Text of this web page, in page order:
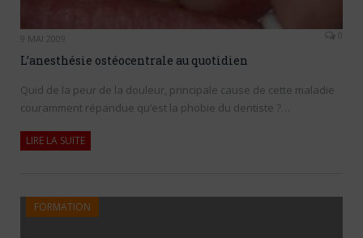
9 MAI 2009 0
L’anesthésie ostéocentrale au quotidien
Quid de la peur de la douleur, principale cause de cette maladie
couramment répandue qu’est la phobie du dentiste ?…
LIRE LA SUITE
FORMATION